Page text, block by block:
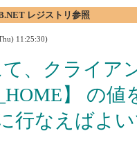
レジストリ参照
11:25:30)
て、クライア
】 の
行なえばよ